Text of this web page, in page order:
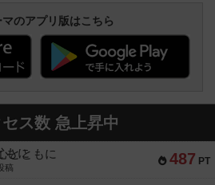
のアプリ版はこちら
ス数 急上昇中
487 PT
とともに
稿